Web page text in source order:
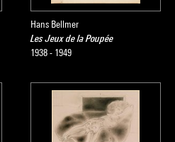
Hans Bellmer
Les Jeux de la Poupée
1938 - 1949